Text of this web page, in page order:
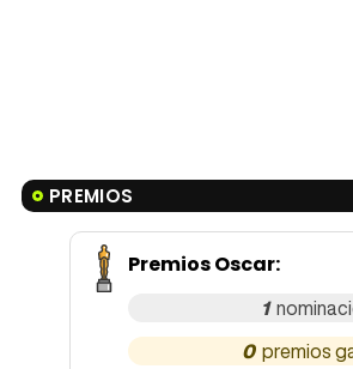
PREMIOS
Premios Oscar:
1
0